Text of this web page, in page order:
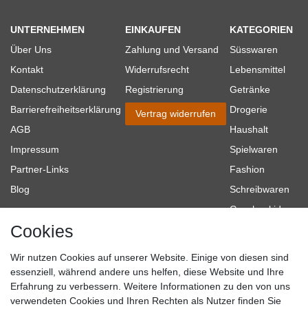
UNTERNEHMEN
Über Uns
Kontakt
Datenschutzerklärung
Barrierefreiheitserklärung
AGB
Impressum
Partner-Links
Blog
EINKAUFEN
Zahlung und Versand
Widerrufsrecht
Registrierung
Vertrag widerrufen
KATEGORIEN
Süsswaren
Lebensmittel
Getränke
Drogerie
Haushalt
Spielwaren
Fashion
Schreibwaren
Geschenkideen
Topmarken
SICHER EINKAUFEN
Cookies
Wir nutzen Cookies auf unserer Website. Einige von diesen sind
essenziell, während andere uns helfen, diese Website und Ihre
Erfahrung zu verbessern. Weitere Informationen zu den von uns
verwendeten Cookies und Ihren Rechten als Nutzer finden Sie